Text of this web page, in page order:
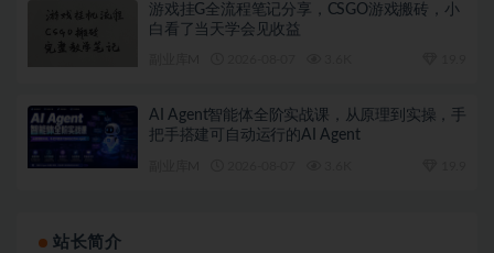
游戏挂G全流程笔记分享，CSGO游戏搬砖，小
白看了当天学会见收益
AI Agent智能体全阶实战课，从原理到实操，手
把手搭建可自动运行的AI Agent
站长简介